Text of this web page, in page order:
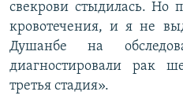
свекрови стыдилась. Но
кровотечения, и я не
Душанбе на
диагностировали рак
третья стадия».